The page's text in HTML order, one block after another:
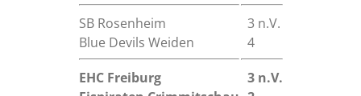
SB Rosenheim
Blue Devils Weiden
3 n.V.
4
EHC Freiburg
3 n.V.